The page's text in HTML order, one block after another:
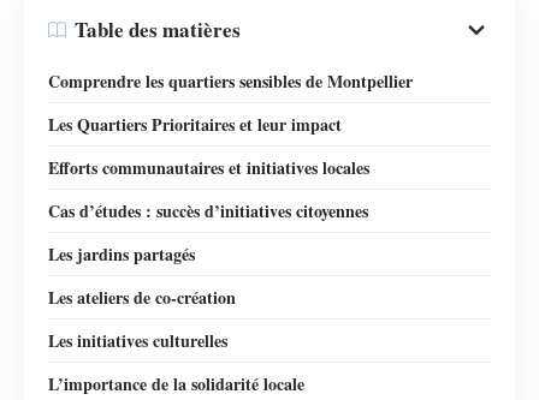
Table des matières
Comprendre les quartiers sensibles de Montpellier
Les Quartiers Prioritaires et leur impact
Efforts communautaires et initiatives locales
Cas d’études : succès d’initiatives citoyennes
Les jardins partagés
Les ateliers de co-création
Les initiatives culturelles
L’importance de la solidarité locale